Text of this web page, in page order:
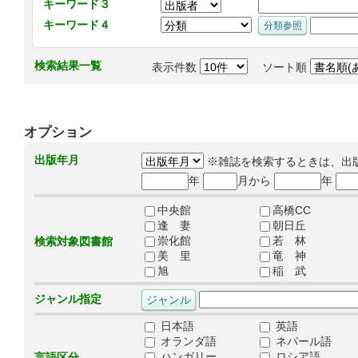
キーワード３
キーワード４
検索結果一覧 表示件数 ソート順
オプション
出版年月
※雑誌を検索するときは、出
年
月から 年
検索対象図書館
中央館
高橋CC
逢 妻
朝日丘
崇化館
若 林
美 里
竜 神
旭
稲 武
ジャンル指定
日本語
英語
オランダ語
ネパール語